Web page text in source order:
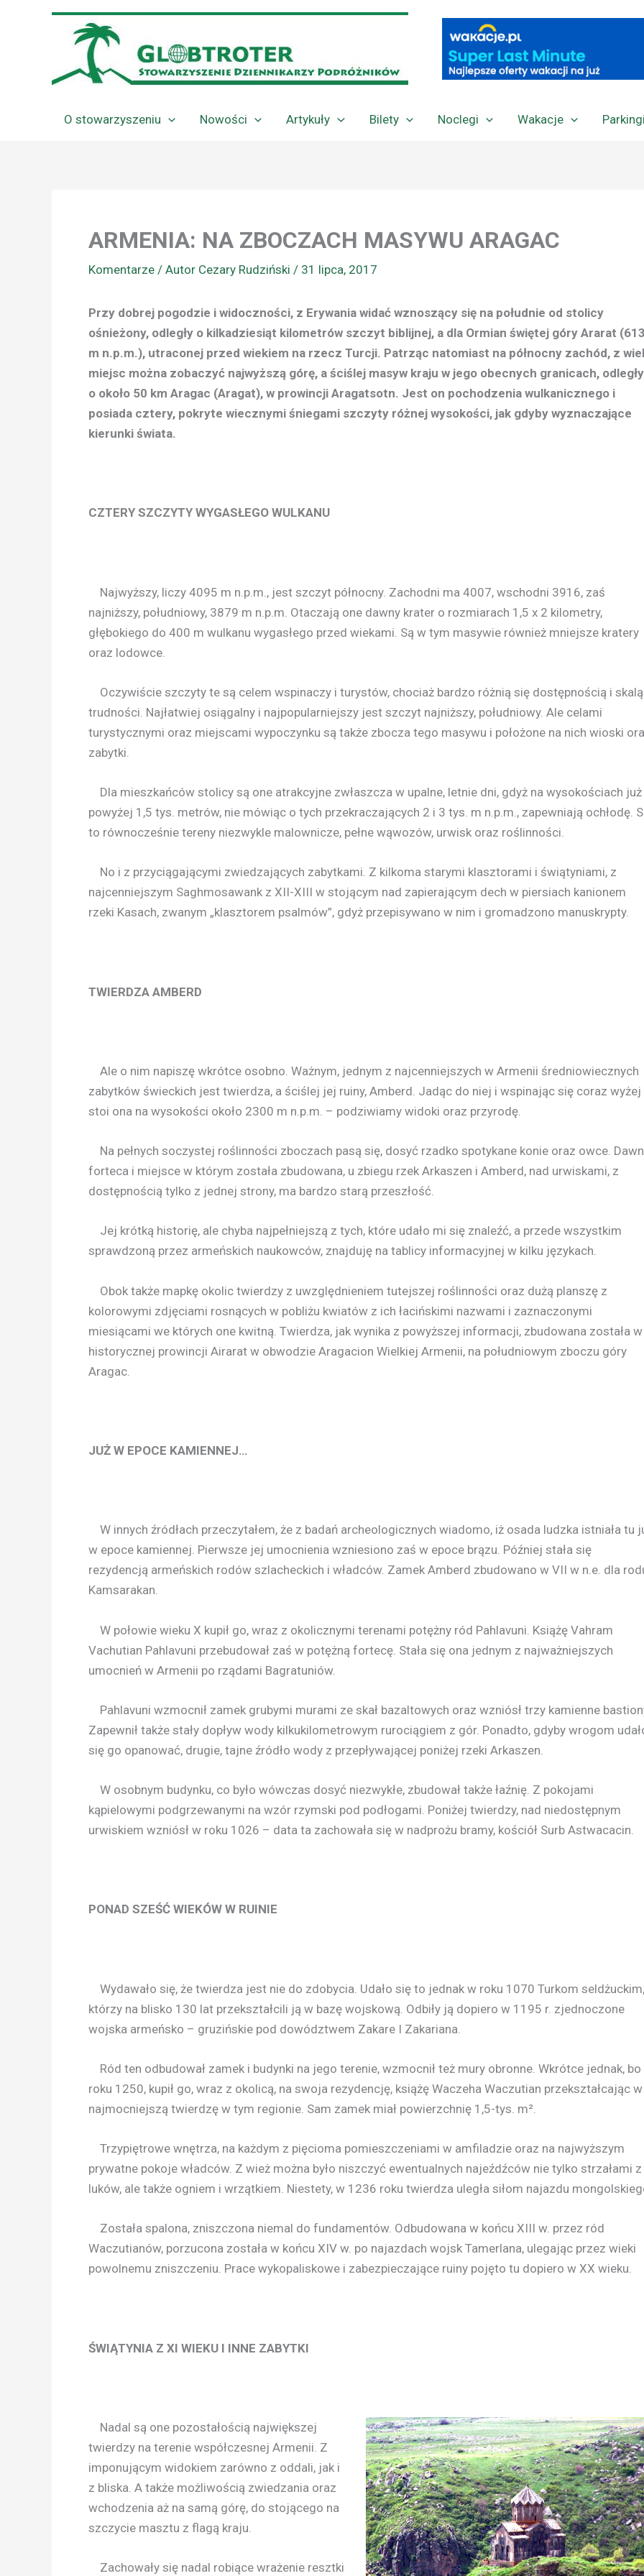
O stowarzyszeniu Nowości Artykuły Bilety Noclegi Wakacje
ARMENIA: NA ZBOCZACH MASYWU ARAGAC
Komentarze / Autor Cezary Rudziński / 31 lipca, 2017
Przy dobrej pogodzie i widoczności, z Erywania widać wznoszący się na południe od stolicy
ośnieżony, odległy o kilkadziesiąt kilometrów szczyt biblijnej, a dla Ormian świętej góry Ararat
m n.p.m.), utraconej przed wiekiem na rzecz Turcji. Patrząc natomiast na północny zachód, z
miejsc można zobaczyć najwyższą górę, a ściślej masyw kraju w jego obecnych granicach, odległy
o około 50 km Aragac (Aragat), w prowincji Aragatsotn. Jest on pochodzenia wulkanicznego i
posiada cztery, pokryte wiecznymi śniegami szczyty różnej wysokości, jak gdyby wyznaczające
kierunki świata.
CZTERY SZCZYTY WYGASŁEGO WULKANU
Najwyższy, liczy 4095 m n.p.m., jest szczyt północny. Zachodni ma 4007, wschodni 3916, zaś
najniższy, południowy, 3879 m n.p.m. Otaczają one dawny krater o rozmiarach 1,5 x 2 kilometry,
głębokiego do 400 m wulkanu wygasłego przed wiekami. Są w tym masywie również mniejsze kratery
oraz lodowce.
Oczywiście szczyty te są celem wspinaczy i turystów, chociaż bardzo różnią się dostępnością i skalą
trudności. Najłatwiej osiągalny i najpopularniejszy jest szczyt najniższy, południowy. Ale celami
turystycznymi oraz miejscami wypoczynku są także zbocza tego masywu i położone na nich wioski
zabytki.
Dla mieszkańców stolicy są one atrakcyjne zwłaszcza w upalne, letnie dni, gdyż na wysokościach już
powyżej 1,5 tys. metrów, nie mówiąc o tych przekraczających 2 i 3 tys. m n.p.m., zapewniają ochłodę.
to równocześnie tereny niezwykle malownicze, pełne wąwozów, urwisk oraz roślinności.
No i z przyciągającymi zwiedzających zabytkami. Z kilkoma starymi klasztorami i świątyniami, z
najcenniejszym Saghmosawank z XII-XIII w stojącym nad zapierającym dech w piersiach kanionem
rzeki Kasach, zwanym „klasztorem psalmów”, gdyż przepisywano w nim i gromadzono manuskrypty.
TWIERDZA AMBERD
Ale o nim napiszę wkrótce osobno. Ważnym, jednym z najcenniejszych w Armenii średniowiecznych
zabytków świeckich jest twierdza, a ściślej jej ruiny, Amberd. Jadąc do niej i wspinając się coraz
stoi ona na wysokości około 2300 m n.p.m. – podziwiamy widoki oraz przyrodę.
Na pełnych soczystej roślinności zboczach pasą się, dosyć rzadko spotykane konie oraz owce.
forteca i miejsce w którym została zbudowana, u zbiegu rzek Arkaszen i Amberd, nad urwiskami, z
dostępnością tylko z jednej strony, ma bardzo starą przeszłość.
Jej krótką historię, ale chyba najpełniejszą z tych, które udało mi się znaleźć, a przede wszystkim
sprawdzoną przez armeńskich naukowców, znajduję na tablicy informacyjnej w kilku językach.
Obok także mapkę okolic twierdzy z uwzględnieniem tutejszej roślinności oraz dużą planszę z
kolorowymi zdjęciami rosnących w pobliżu kwiatów z ich łacińskimi nazwami i zaznaczonymi
miesiącami we których one kwitną. Twierdza, jak wynika z powyższej informacji, zbudowana została w
historycznej prowincji Airarat w obwodzie Aragacion Wielkiej Armenii, na południowym zboczu góry
Aragac.
JUŻ W EPOCE KAMIENNEJ…
W innych źródłach przeczytałem, że z badań archeologicznych wiadomo, iż osada ludzka istniała tu
w epoce kamiennej. Pierwsze jej umocnienia wzniesiono zaś w epoce brązu. Później stała się
rezydencją armeńskich rodów szlacheckich i władców. Zamek Amberd zbudowano w VII w n.e. dla
Kamsarakan.
W połowie wieku X kupił go, wraz z okolicznymi terenami potężny ród Pahlavuni. Książę Vahram
Vachutian Pahlavuni przebudował zaś w potężną fortecę. Stała się ona jednym z najważniejszych
umocnień w Armenii po rządami Bagratuniów.
Pahlavuni wzmocnił zamek grubymi murami ze skał bazaltowych oraz wzniósł trzy kamienne
Zapewnił także stały dopływ wody kilkukilometrowym rurociągiem z gór. Ponadto, gdyby wrogom
się go opanować, drugie, tajne źródło wody z przepływającej poniżej rzeki Arkaszen.
W osobnym budynku, co było wówczas dosyć niezwykłe, zbudował także łaźnię. Z pokojami
kąpielowymi podgrzewanymi na wzór rzymski pod podłogami. Poniżej twierdzy, nad niedostępnym
urwiskiem wzniósł w roku 1026 – data ta zachowała się w nadprożu bramy, kościół Surb Astwacacin.
PONAD SZEŚĆ WIEKÓW W RUINIE
Wydawało się, że twierdza jest nie do zdobycia. Udało się to jednak w roku 1070 Turkom seldżuckim,
którzy na blisko 130 lat przekształcili ją w bazę wojskową. Odbiły ją dopiero w 1195 r. zjednoczone
wojska armeńsko – gruzińskie pod dowództwem Zakare I Zakariana.
Ród ten odbudował zamek i budynki na jego terenie, wzmocnił też mury obronne. Wkrótce jednak, bo
roku 1250, kupił go, wraz z okolicą, na swoja rezydencję, książę Waczeha Waczutian przekształcając w
najmocniejszą twierdzę w tym regionie. Sam zamek miał powierzchnię 1,5-tys. m².
Trzypiętrowe wnętrza, na każdym z pięcioma pomieszczeniami w amfiladzie oraz na najwyższym
prywatne pokoje władców. Z wież można było niszczyć ewentualnych najeźdźców nie tylko strzałami z
luków, ale także ogniem i wrzątkiem. Niestety, w 1236 roku twierdza uległa siłom najazdu
Została spalona, zniszczona niemal do fundamentów. Odbudowana w końcu XIII w. przez ród
Waczutianów, porzucona została w końcu XIV w. po najazdach wojsk Tamerlana, ulegając przez wieki
powolnemu zniszczeniu. Prace wykopaliskowe i zabezpieczające ruiny pojęto tu dopiero w XX wieku.
ŚWIĄTYNIA Z XI WIEKU I INNE ZABYTKI
Nadal są one pozostałością największej
twierdzy na terenie współczesnej Armenii. Z
imponującym widokiem zarówno z oddali, jak i
z bliska. A także możliwością zwiedzania oraz
wchodzenia aż na samą górę, do stojącego na
szczycie masztu z flagą kraju.
Zachowały się nadal robiące wrażenie resztki